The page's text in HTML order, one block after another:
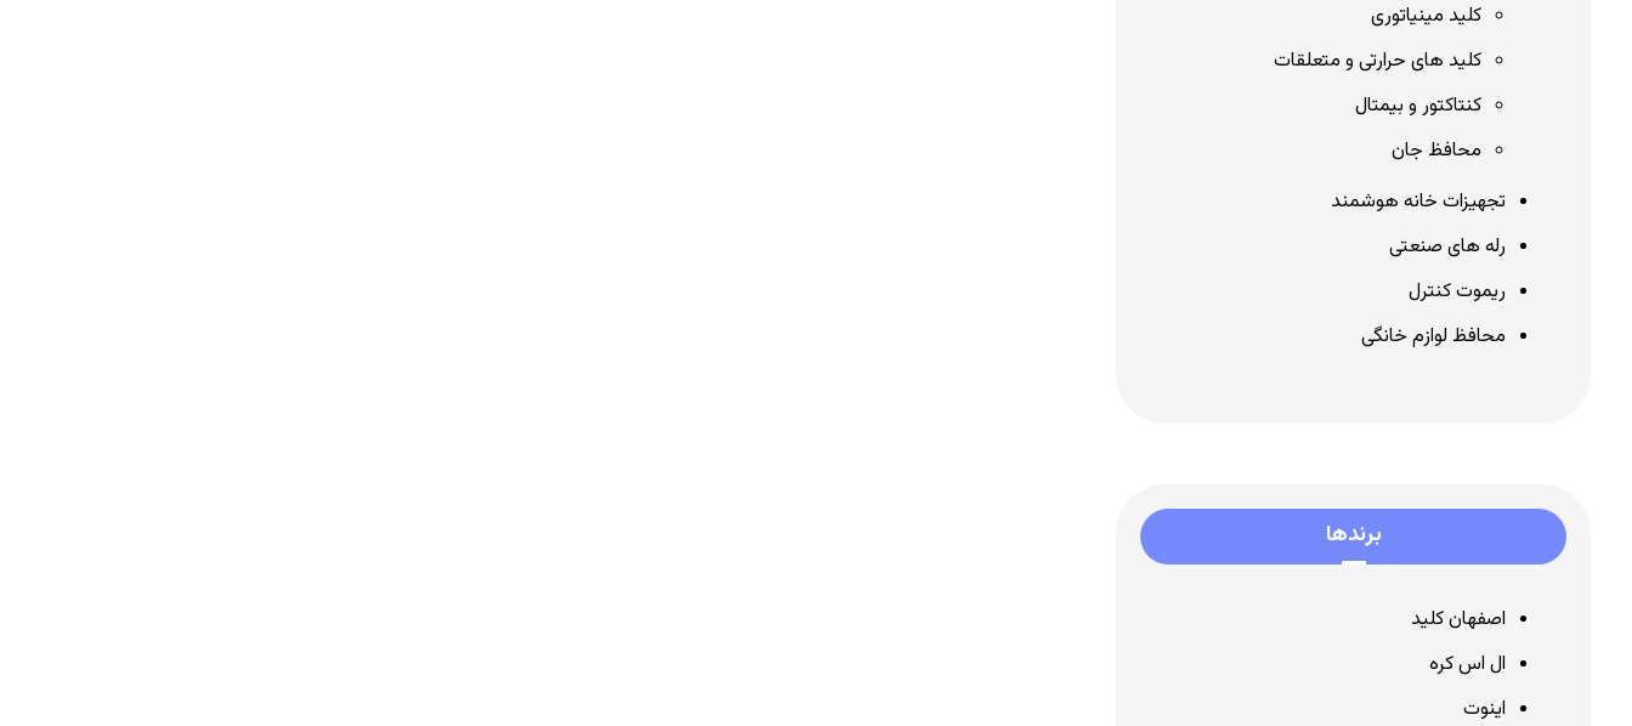
کلید مینیاتوری
کلید های حرارتی و متعلقات
کنتاکتور و بیمتال
محافظ جان
تجهیزات خانه هوشمند
رله های صنعتی
ریموت کنترل
محافظ لوازم خانگی
برندها
اصفهان کلید
ال اس کره
اینوت